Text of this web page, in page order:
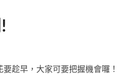
要趁早，大家可要把握機會囉！